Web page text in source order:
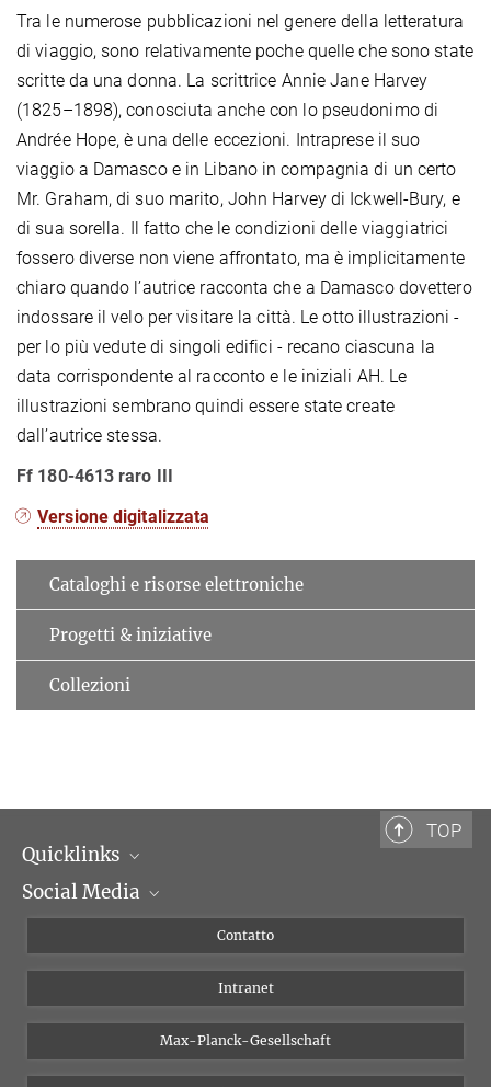
Tra le numerose pubblicazioni nel genere della letteratura
di viaggio, sono relativamente poche quelle che sono state
scritte da una donna. La scrittrice Annie Jane Harvey
(1825–1898), conosciuta anche con lo pseudonimo di
Andrée Hope, è una delle eccezioni. Intraprese il suo
viaggio a Damasco e in Libano in compagnia di un certo
Mr. Graham, di suo marito, John Harvey di Ickwell-Bury, e
di sua sorella. Il fatto che le condizioni delle viaggiatrici
fossero diverse non viene affrontato, ma è implicitamente
chiaro quando l’autrice racconta che a Damasco dovettero
indossare il velo per visitare la città. Le otto illustrazioni -
per lo più vedute di singoli edifici - recano ciascuna la
data corrispondente al racconto e le iniziali AH. Le
illustrazioni sembrano quindi essere state create
dall’autrice stessa.
Ff 180-4613 raro III
Versione digitalizzata
Cataloghi e risorse elettroniche
Progetti & iniziative
Collezioni
TOP
Quicklinks
Dipartimenti di ricerca
Social Media
Instagram
Bluesky
Vimeo
Contatto
Intranet
Max-Planck-Gesellschaft